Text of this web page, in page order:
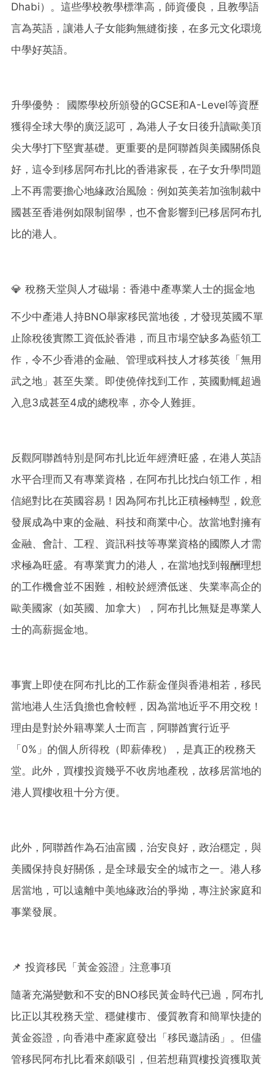
Dhabi）。這些學校教學標準高，師資優良，且教學語
言為英語，讓港人子女能夠無縫銜接，在多元文化環境
中學好英語。
升學優勢： 國際學校所頒發的GCSE和A-Level等資歷
獲得全球大學的廣泛認可，為港人子女日後升讀歐美頂
尖大學打下堅實基礎。更重要的是阿聯酋與美國關係良
好，這令到移居阿布扎比的香港家長，在子女升學問題
上不再需要擔心地緣政治風險：例如英美若加強制裁中
國甚至香港例如限制留學，也不會影響到已移居阿布扎
比的港人。
💎 稅務天堂與人才磁場：香港中產專業人士的掘金地
不少中產港人持BNO舉家移民當地後，才發現英國不單
止除稅後實際工資低於香港，而且市場空缺多為藍領工
作，令不少香港的金融、管理或科技人才移英後「無用
武之地」甚至失業。即使僥倖找到工作，英國動輒超過
入息3成甚至4成的總稅率，亦令人難捱。
反觀阿聯酋特別是阿布扎比近年經濟旺盛，在港人英語
水平合理而又有專業資格，在阿布扎比找白領工作，相
信絕對比在英國容易！因為阿布扎比正積極轉型，銳意
發展成為中東的金融、科技和商業中心。故當地對擁有
金融、會計、工程、資訊科技等專業資格的國際人才需
求極為旺盛。有專業實力的港人，在當地找到報酬理想
的工作機會並不困難，相較於經濟低迷、失業率高企的
歐美國家（如英國、加拿大），阿布扎比無疑是專業人
士的高薪掘金地。
事實上即使在阿布扎比的工作薪金僅與香港相若，移民
當地港人生活負擔也會較輕，因為當地近乎不用交稅！
理由是對於外籍專業人士而言，阿聯酋實行近乎
「0%」的個人所得稅（即薪俸稅），是真正的稅務天
堂。此外，買樓投資幾乎不收房地產稅，故移居當地的
港人買樓收租十分方便。
此外，阿聯酋作為石油富國，治安良好，政治穩定，與
美國保持良好關係，是全球最安全的城市之一。港人移
居當地，可以遠離中美地緣政治的爭拗，專注於家庭和
事業發展。
📌 投資移民「黃金簽證」注意事項
隨著充滿變數和不安的BNO移民黃金時代已過，阿布扎
比正以其稅務天堂、穩健樓市、優質教育和簡單快捷的
黃金簽證，向香港中產家庭發出「移民邀請函」。但儘
管移民阿布扎比看來頗吸引，但若想藉買樓投資獲取黃